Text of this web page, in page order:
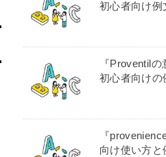
初心者向け例
『Proventilの
初心者向けの
『
向け使い方と